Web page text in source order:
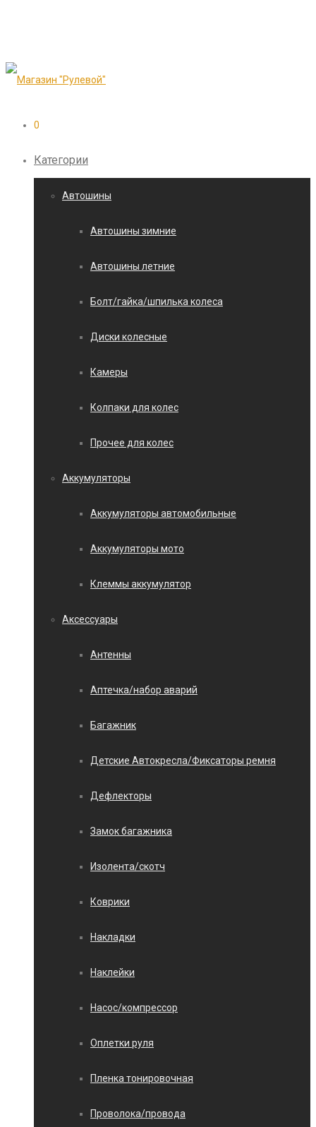
0
Категории
Автошины
Автошины зимние
Автошины летние
Болт/гайка/шпилька колеса
Диски колесные
Камеры
Колпаки для колес
Прочее для колес
Аккумуляторы
Аккумуляторы автомобильные
Аккумуляторы мото
Клеммы аккумулятор
Аксессуары
Антенны
Аптечка/набор аварий
Багажник
Детские Автокресла/Фиксаторы ремня
Дефлекторы
Замок багажника
Изолента/скотч
Коврики
Накладки
Наклейки
Насос/компрессор
Оплетки руля
Пленка тонировочная
Проволока/провода